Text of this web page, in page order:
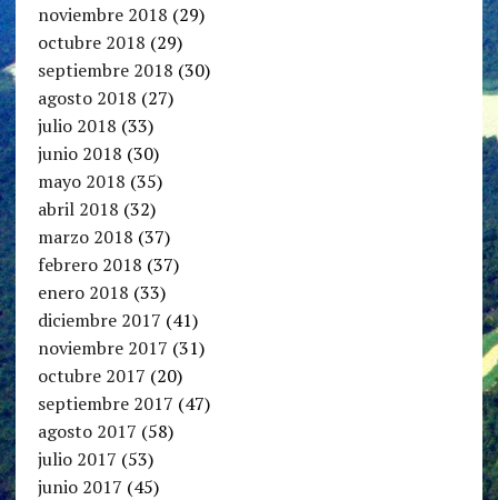
noviembre 2018 (29)
octubre 2018 (29)
septiembre 2018 (30)
agosto 2018 (27)
julio 2018 (33)
junio 2018 (30)
mayo 2018 (35)
abril 2018 (32)
marzo 2018 (37)
febrero 2018 (37)
enero 2018 (33)
diciembre 2017 (41)
noviembre 2017 (31)
octubre 2017 (20)
septiembre 2017 (47)
agosto 2017 (58)
julio 2017 (53)
junio 2017 (45)